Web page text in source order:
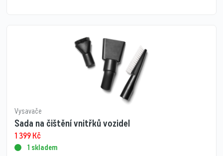
Vysavače
Sada na čištění vnitřků vozidel
1 399Kč
1 skladem